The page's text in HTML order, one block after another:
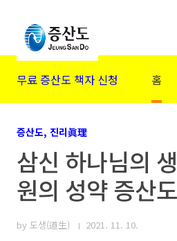
무료 증산도 책자 신청 홈
증산도, 진리眞理
삼신 하나님의
원의 성약 증산
문
by 도생(道生) 2021. 11. 10.